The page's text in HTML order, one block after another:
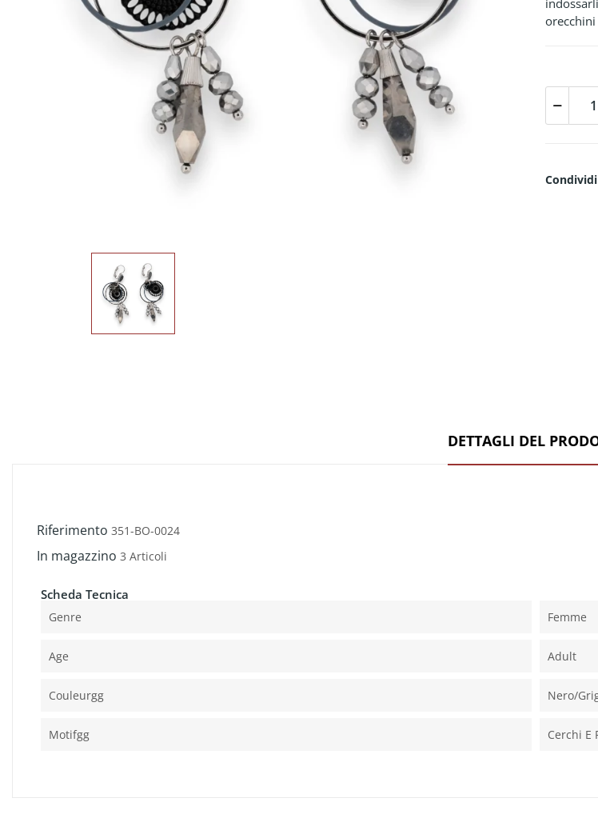
Condividi
DETTAGLI DEL
Riferimento 351-BO-0024
In magazzino 3 Articoli
Scheda Tecnica
Genre Femme
Age Adult
Couleurgg Nero/
Motifgg Cerchi E